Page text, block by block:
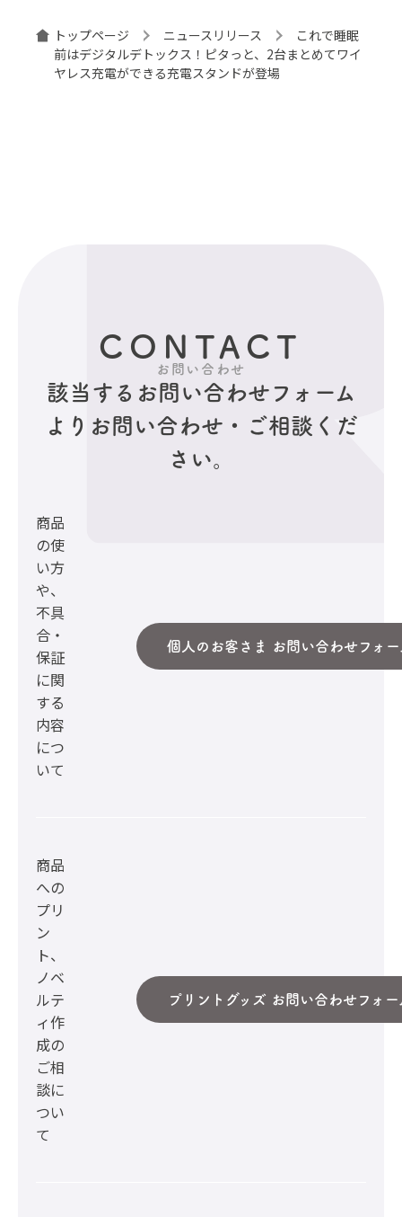
トップページ ニュースリリース
これで睡眠
前はデジタルデトックス！ピタっと、2台まとめてワイ
ヤレス充電ができる充電スタンドが登場
CONTACT
お問い合わせ
該当するお問い合わせフォーム
より お問い合わせ・ご相談くだ
さい。
商品
の使
い方
や、
不具
合・
保証
に関
する
内容
につ
いて
個人のお客さま お問い合わせフォー
商品
への
プリ
ン
ト、
ノベ
ルテ
ィ作
成の
ご相
談に
つい
て
プリントグッズ お問い合わせフォー